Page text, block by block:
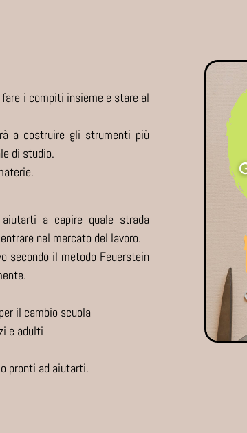
i compiti insieme e stare al
a costruire gli strumenti più
di studio.
a capire quale strada
nel mercato del lavoro.
secondo il metodo Feuerstein
il cambio scuola
e adulti
pronti ad aiutarti.